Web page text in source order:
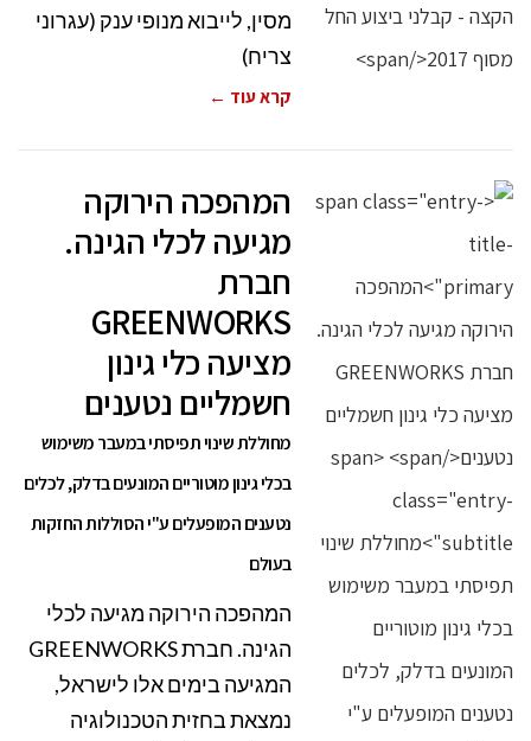
מסין, לייבוא מנופי ענק (עגרוני
צריח)
קרא עוד ←
המהפכה הירוקה
מגיעה לכלי הגינה.
חברת
GREENWORKS
מציעה כלי גינון
חשמליים נטענים
מחוללת שינוי תפיסתי במעבר משימוש
בכלי גינון מוטוריים המונעים בדלק, לכלים
נטענים המופעלים ע"י הסוללות החזקות
בעולם
המהפכה הירוקה מגיעה לכלי
הגינה. חברת GREENWORKS
המגיעה בימים אלו לישראל,
נמצאת בחזית הטכנולוגיה